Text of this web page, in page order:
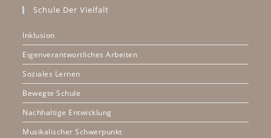
Schule Der Vielfalt
Inklusion
Eigenverantwortliches Arbeiten
Soziales Lernen
Bewegte Schule
Nachhaltige Entwicklung
Musikalischer Schwerpunkt